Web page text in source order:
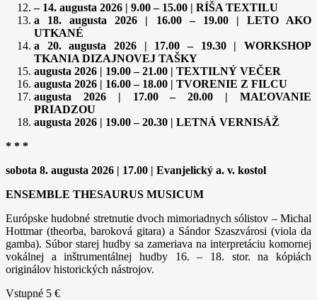
– 14. augusta 2026 | 9.00 – 15.00 | RÍŠA TEXTILU
a 18. augusta 2026 | 16.00 – 19.00 | LETO AKO
UTKANÉ
a 20. augusta 2026 | 17.00 – 19.30 | WORKSHOP
TKANIA DIZAJNOVEJ TAŠKY
augusta 2026 | 19.00 – 21.00 | TEXTILNÝ VEČER
augusta 2026 | 16.00 – 18.00 | TVORENIE Z FILCU
augusta 2026 | 17.00 – 20.00 | MAĽOVANIE
PRIADZOU
augusta 2026 | 19.00 – 20.30 | LETNÁ VERNISÁŽ
* * *
sobota 8. augusta 2026 | 17.00 | Evanjelický a. v. kostol
ENSEMBLE THESAURUS MUSICUM
Európske hudobné stretnutie dvoch mimoriadnych sólistov – Michal
Hottmar (theorba, baroková gitara) a Sándor Szaszvárosi (viola da
gamba). Súbor starej hudby sa zameriava na interpretáciu komornej
vokálnej a inštrumentálnej hudby 16. – 18. stor. na kópiách
originálov historických nástrojov.
Vstupné 5 €